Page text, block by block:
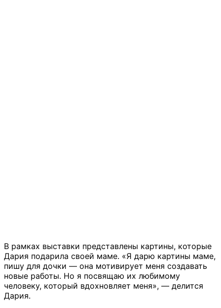
В рамках выставки представлены картины, которые
Дария подарила своей маме. «Я дарю картины маме,
пишу для дочки — она мотивирует меня создавать
новые работы. Но я посвящаю их любимому
человеку, который вдохновляет меня», — делится
Дария.